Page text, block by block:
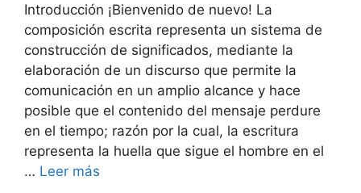
Introducción ¡Bienvenido de nuevo! La
composición escrita representa un sistema de
construcción de significados, mediante la
elaboración de un discurso que permite la
comunicación en un amplio alcance y hace
posible que el contenido del mensaje perdure
en el tiempo; razón por la cual, la escritura
representa la huella que sigue el hombre en el
… Leer más